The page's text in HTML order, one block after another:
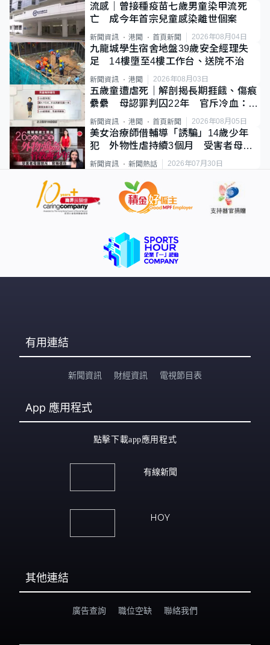
流感｜曾接種疫苗七歲男童染甲流死
亡 成今年首宗兒童感染離世個案
新聞資訊 港聞 首頁新聞 2026年08月04日
九龍城學生宿舍地盤39歲安全經理失
足 14樓墮至4樓工作台、送院不治
新聞資訊 港聞 2026年08月03日
五歲童遭虐死｜解剖揭長期捱餓、傷痕
纍纍 母認罪判囚22年 官斥冷血：同
類案最惡劣
新聞資訊 港聞 首頁新聞 2026年08月05日
美女治療師借輔導「誘騙」14歲少年
犯 外物性虐持續3個月 受害者母：
要保護其他人
新聞資訊 新聞熱話 2026年07月30日
有用連結
新聞資訊 財經資訊 電視節目表
App 應用程式
點擊下載app應用程式
有線新聞
HOY
其他連結
廣告查詢 職位空缺 聯絡我們